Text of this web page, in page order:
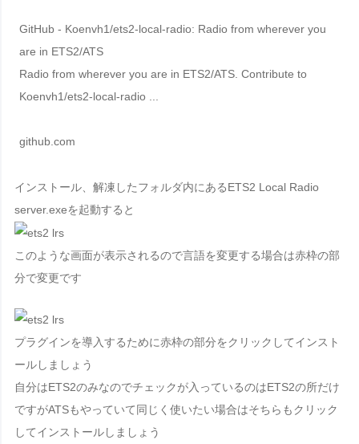
GitHub - Koenvh1/ets2-local-radio: Radio from wherever you
are in ETS2/ATS
Radio from wherever you are in ETS2/ATS. Contribute to
Koenvh1/ets2-local-radio ...
github.com
インストール、解凍したフォルダ内にあるETS2 Local Radio
server.exeを起動すると
このような画面が表示されるので言語を変更する場合は赤枠の部
分で変更です
プラグインを導入するために赤枠の部分をクリックしてインスト
ールしましょう
自分はETS2のみなのでチェックが入っているのはETS2の所だけ
ですがATSもやっていて同じく使いたい場合はそちらもクリック
してインストールしましょう